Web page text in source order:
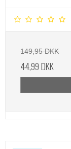
149,95 DKK
44,99 DKK